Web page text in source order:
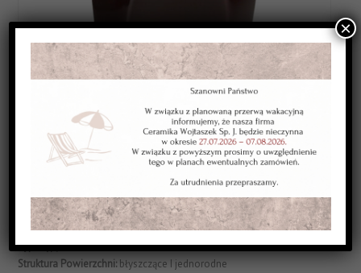
SZKLIWA NISKOTOPLIWE 1080-1120*C
Kolor:brązowe ciemne
Typ:kryjące
Struktura Powierzchni:błyszczące I jednorodne
×